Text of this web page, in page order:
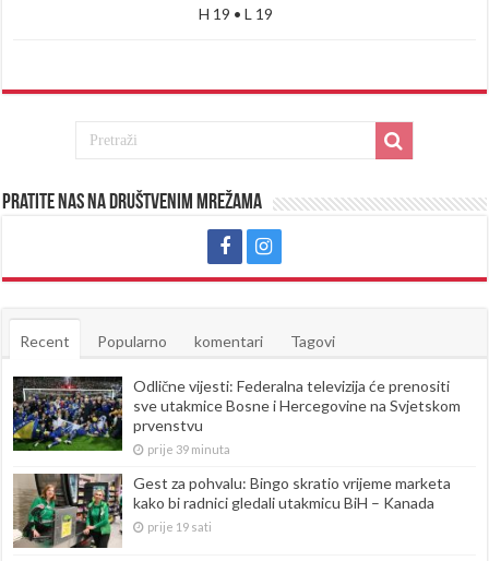
H 19 • L 19
Pratite nas na društvenim mrežama
Recent Popularno komentari Tagovi
Odlične vijesti: Federalna televizija će prenositi
sve utakmice Bosne i Hercegovine na Svjetskom
prvenstvu
prije 39 minuta
Gest za pohvalu: Bingo skratio vrijeme marketa
kako bi radnici gledali utakmicu BiH – Kanada
prije 19 sati